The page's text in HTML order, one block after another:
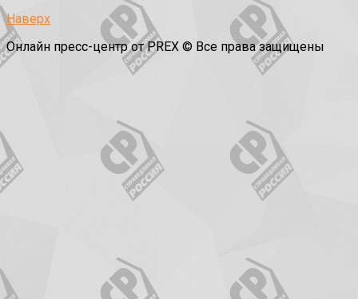
Наверх
Онлайн пресс-центр от PREX © Все права защищены